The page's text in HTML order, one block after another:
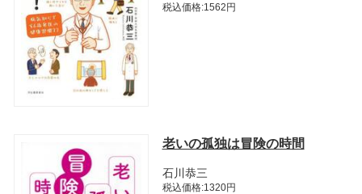
税込価格:1562円
老いの孤独は冒険の時間
石川恭三
税込価格:1320円